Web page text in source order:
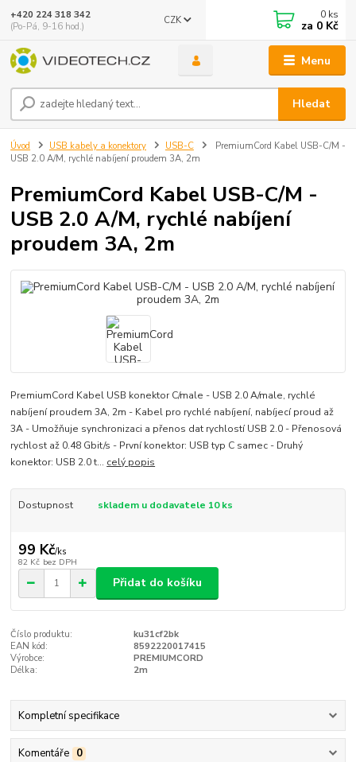
Menu
CZK
Hledat
+420 224 318 342
(Po-Pá, 9-16 hod.)
0 ks
za 0 Kč
Úvod USB kabely a konektory USB-C
PremiumCord Kabel USB-C/M -
USB 2.0 A/M, rychlé nabíjení proudem 3A, 2m
PremiumCord Kabel USB-C/M -
USB 2.0 A/M, rychlé nabíjení
proudem 3A, 2m
PremiumCord Kabel USB konektor C/male - USB 2.0 A/male, rychlé
nabíjení proudem 3A, 2m - Kabel pro rychlé nabíjení, nabíjecí proud až
3A - Umožňuje synchronizaci a přenos dat rychlostí USB 2.0 - Přenosová
rychlost až 0.48 Gbit/s - První konektor: USB typ C samec - Druhý
konektor: USB 2.0 t... celý popis
Dostupnost skladem u dodavatele 10 ks
99 Kč/ks
82 Kč bez DPH
Přidat do košíku
Číslo produktu:
ku31cf2bk
EAN kód:
8592220017415
Výrobce:
PREMIUMCORD
Délka:
2m
Kompletní specifikace
Komentáře 0